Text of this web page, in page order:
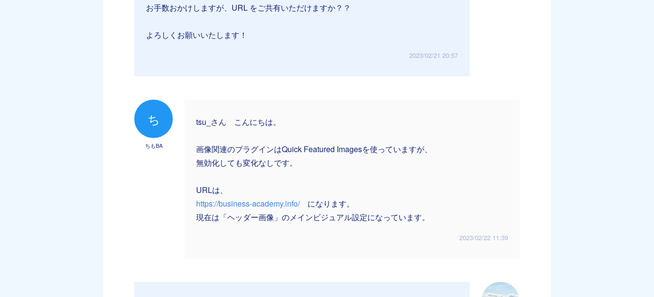
お手数おかけしますが、URL をご共有いただけますか？？
よろしくお願いいたします！
2023/02/21 20:57
ち
ちもBA
tsu_さん こんにちは。
画像関連のプラグインはQuick Featured Imagesを使っていますが、
無効化しても変化なしです。
URLは、
https://business-academy.info/になります。
現在は「ヘッダー画像」のメインビジュアル設定になっています。
2023/02/22 11:39